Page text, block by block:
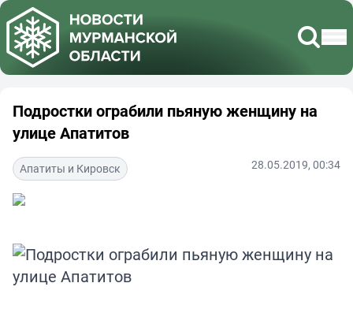
Подростки ограбили пьяную женщину на
улице Апатитов
Апатиты и Кировск 28.05.2019, 00:34